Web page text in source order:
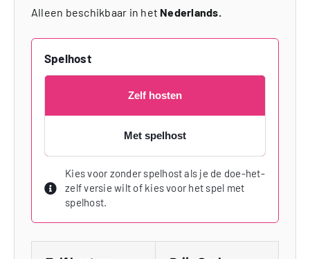
Alleen beschikbaar in het Nederlands.
Spelhost
Zelf hosten
Met spelhost
Kies voor zonder spelhost als je de doe-het-
zelf versie wilt of kies voor het spel met
spelhost.